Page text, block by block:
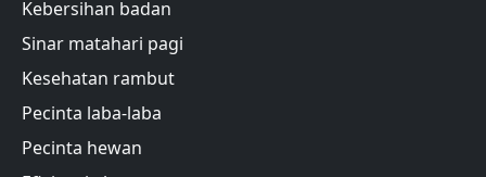
Kebersihan badan
Sinar matahari pagi
Kesehatan rambut
Pecinta laba-laba
Pecinta hewan